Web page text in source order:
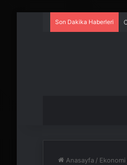
Son Dakika Haberleri
Anasayfa / Ekonomi